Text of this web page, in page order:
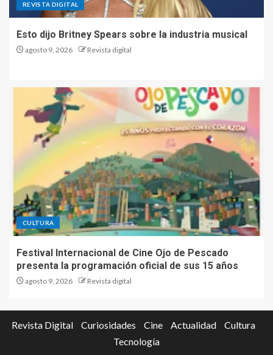
REVISTA DIGITAL
Esto dijo Britney Spears sobre la industria musical
agosto 9, 2026 Revista digital
CULTURA
Festival Internacional de Cine Ojo de Pescado
presenta la programación oficial de sus 15 años
agosto 9, 2026 Revista digital
Revista Digital Curiosidades Cine Actualidad
Cultura
Tecnología